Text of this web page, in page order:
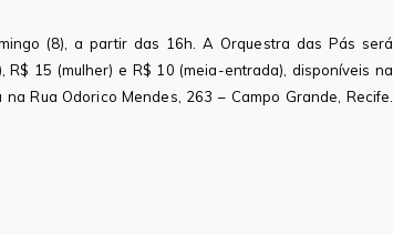
(8), a partir das 16h. A Orquestra das Pás será
R$ 15 (mulher) e R$ 10 (meia-entrada), disponíveis na
Rua Odorico Mendes, 263 – Campo Grande, Recife.